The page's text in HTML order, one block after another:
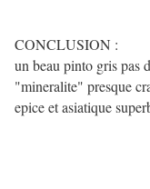
CONCLUSION :
un beau pinto gris pas
"mineralite" presque
epice et asiatique